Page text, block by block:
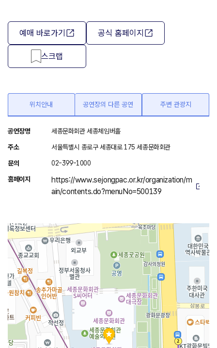
예매 바로가기 공식 홈페이지
스크랩
위치안내 공연장의 다른 공연 주변 관광지
위
치
안
공연장명 세종문화회관 세종체임버홀
주소 서울특별시 종로구 세종대로 175 세종문화회관
문의 02-399-1000
홈페이지
https://www.sejongpac.or.kr/organization/m
ain/contents.do?menuNo=500139